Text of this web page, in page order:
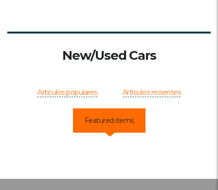
New/Used Cars
Artículos populares Artículos recientes
Featured items